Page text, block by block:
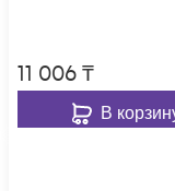
11 006₸
В